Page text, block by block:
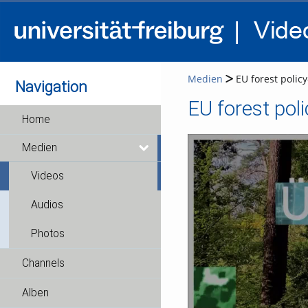
Navigation
Home
Medien
Videos
Audios
Photos
Channels
Alben
Medien EU forest